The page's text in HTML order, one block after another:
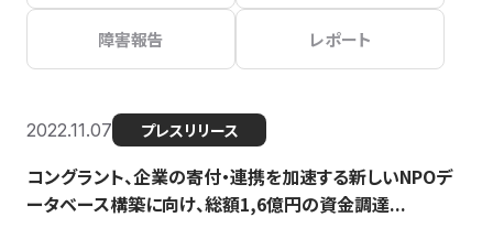
障害報告 レポート
2022.11.07 プレスリリース
コングラント、企業の寄付・連携を加速する新しいNPOデ
ータベース構築に向け、総額1,6億円の資金調達...